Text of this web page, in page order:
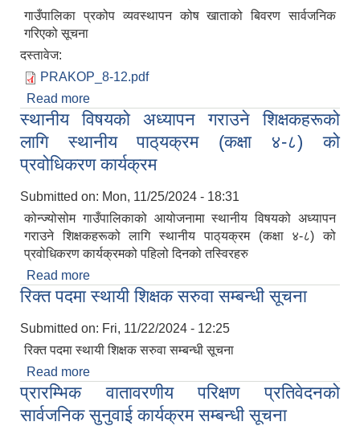
गाउँपालिका प्रकोप व्यवस्थापन कोष खाताको बिवरण सार्वजनिक
गरिएको सूचना
दस्तावेज:
PRAKOP_8-12.pdf
Read more
सार्वजनिक गरिएको सूचना
स्थानीय विषयको अध्यापन गराउने शिक्षकहरूको
लागि स्थानीय पाठ्‌यक्रम (कक्षा ४-८) को
प्रवोधिकरण कार्यक्रम
Submitted on: Mon, 11/25/2024 - 18:31
कोन्ज्योसोम गाउँपालिकाको आयोजनामा स्थानीय विषयको अध्यापन
गराउने शिक्षकहरूको लागि स्थानीय पाठ्‌यक्रम (कक्षा ४-८) को
प्रवोधिकरण कार्यक्रमको पहिलो दिनको तस्विरहरु
Read more
लागि स्थानीय पाठ्‌यक्रम (कक्षा ४-८) को प्रवोधिकरण
रिक्त पदमा स्थायी शिक्षक सरुवा सम्बन्धी सूचना
Submitted on: Fri, 11/22/2024 - 12:25
रिक्त पदमा स्थायी शिक्षक सरुवा सम्बन्धी सूचना
Read more
प्रारम्भिक वातावरणीय परिक्षण प्रतिवेदनको
सार्वजनिक सुनुवाई कार्यक्रम सम्बन्धी सूचना